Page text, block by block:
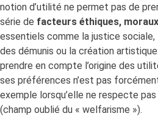
notion d’utilité ne permet pas de
série de facteurs éthiques,
essentiels comme la justice
des démunis ou la création
prendre en compte l’origine des
ses préférences n’est pas
exemple lorsqu’elle ne respecte
(champ oublié du « welfarisme »).